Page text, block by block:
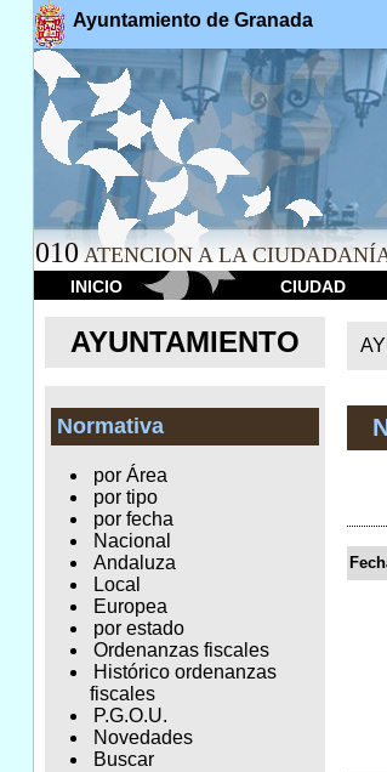
Ayuntamiento de Granada
010 ATENCION A LA
INICIO CIUDAD
AYUNTAMIENTO
Normativa
por Área
por tipo
por fecha
Nacional
Andaluza
Local
Europea
por estado
Ordenanzas fiscales
Histórico ordenanzas
fiscales
P.G.O.U.
Novedades
Buscar